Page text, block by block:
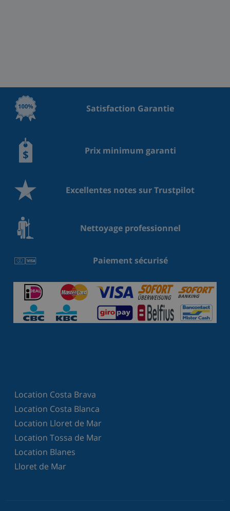
Satisfaction Garantie
Prix minimum garanti
Excellentes notes sur Trustpilot
Nettoyage professionnel
Paiement sécurisé
Location Costa Brava
Location Costa Blanca
Location Lloret de Mar
Location Tossa de Mar
Location Blanes
Lloret de Mar